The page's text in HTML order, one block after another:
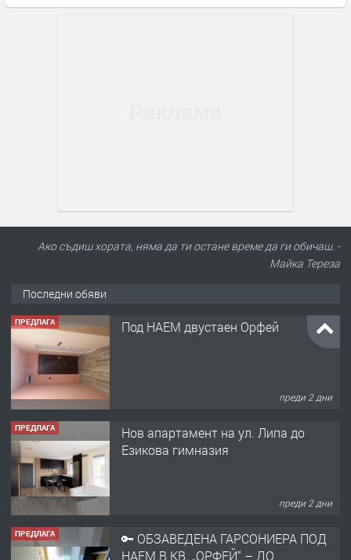
Ако съдиш хората, няма да ти остане време да ги обичаш. -
Майка Тереза
Последни обяви
ПРЕДЛАГА Под НАЕМ двустаен Орфей
преди 2 дни
ПРЕДЛАГА
Нов апартамент на ул. Липа до
Езикова гимназия
преди 2 дни
ПРЕДЛАГА
🔑 ОБЗАВЕДЕНА ГАРСОНИЕРА ПОД
НАЕМ В КВ. „ОРФЕЙ“ – ДО